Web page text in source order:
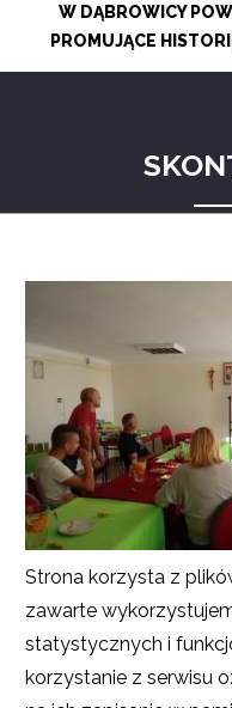
W DĄBROWICY
PROMUJĄCE
Tel.:
©Akademia
Projekt i
Strona korzysta z
zawarte
statystycznych i
korzystanie z serwisu